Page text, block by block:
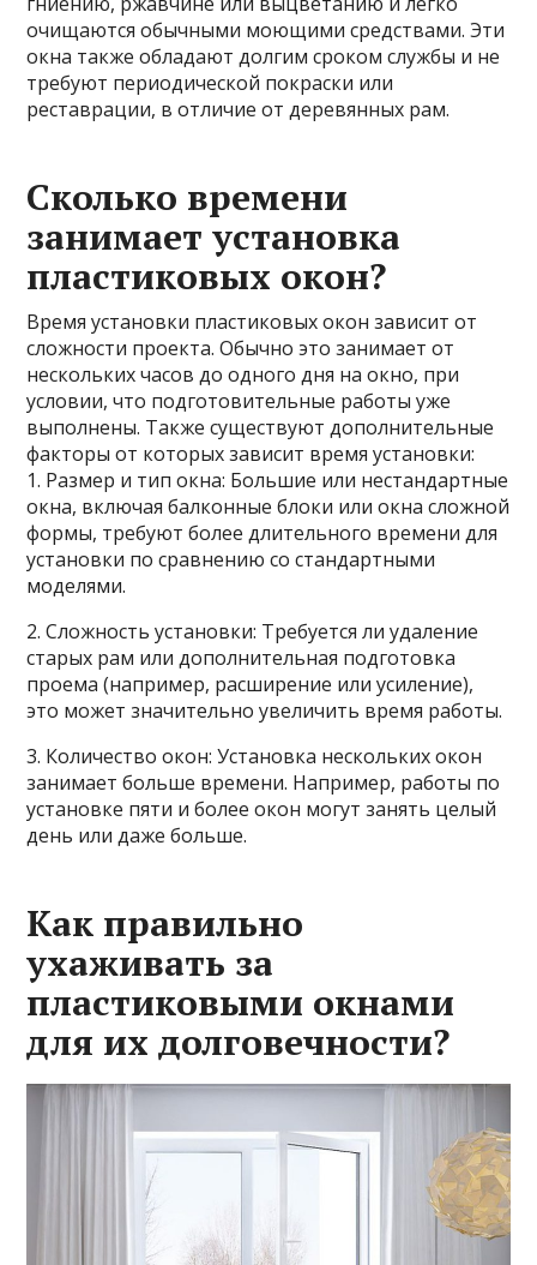
очищаются обычными моющими средствами. Эти
окна также обладают долгим сроком службы и не
требуют периодической покраски или
реставрации, в отличие от деревянных рам.
Сколько времени
занимает установка
пластиковых окон?
Время установки пластиковых окон зависит от
сложности проекта. Обычно это занимает от
нескольких часов до одного дня на окно, при
условии, что подготовительные работы уже
выполнены. Также существуют дополнительные
факторы от которых зависит время установки:
1. Размер и тип окна: Большие или нестандартные
окна, включая балконные блоки или окна сложной
формы, требуют более длительного времени для
установки по сравнению со стандартными
моделями.
2. Сложность установки: Требуется ли удаление
старых рам или дополнительная подготовка
проема (например, расширение или усиление),
это может значительно увеличить время работы.
3. Количество окон: Установка нескольких окон
занимает больше времени. Например, работы по
установке пяти и более окон могут занять целый
день или даже больше.
Как правильно
ухаживать за
пластиковыми окнами
для их долговечности?